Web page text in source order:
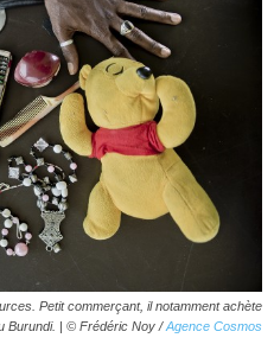
Petit commerçant, il notamment achète
Burundi. | © Frédéric Noy /Agence Cosmos